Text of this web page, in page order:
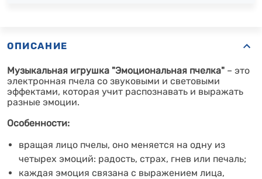
ОПИСАНИЕ
Музыкальная игрушка "Эмоциональная пчелка" – это
электронная пчела со звуковыми и световыми
эффектами, которая учит распознавать и выражать
разные эмоции.
Особенности:
вращая лицо пчелы, оно меняется на одну из
четырех эмоций: радость, страх, гнев или печаль;
каждая эмоция связана с выражением лица,